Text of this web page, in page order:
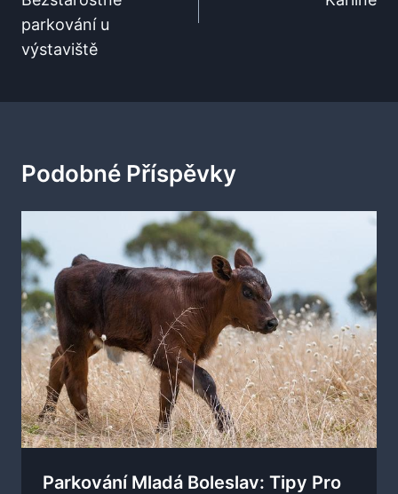
parkování u
výstaviště
Podobné Příspěvky
Parkování Mladá Boleslav: Tipy Pro